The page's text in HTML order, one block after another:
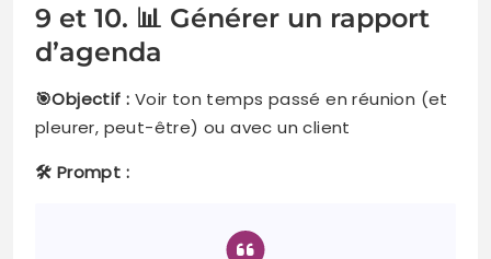
9 et 10. 📊 Générer un rapport
d’agenda
🎯Objectif : Voir ton temps passé en réunion (et
pleurer, peut-être) ou avec un client
🛠️ Prompt :